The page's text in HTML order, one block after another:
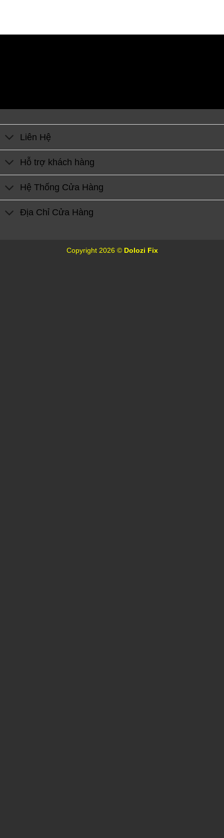
Liên Hệ
Hỗ trợ khách hàng
Hệ Thống Cửa Hàng
Địa Chỉ Cửa Hàng
Copyright 2026 © Dolozi Fix